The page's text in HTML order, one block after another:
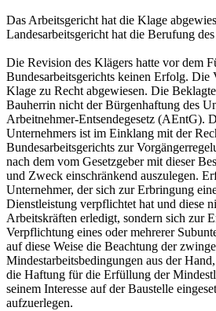
Das Arbeitsgericht hat die Klage
Landesarbeitsgericht hat die Berufung
Die Revision des Klägers hatte vor dem
Bundesarbeitsgerichts keinen Erfolg. Die
Klage zu Recht abgewiesen. Die
Bauherrin nicht der Bürgenhaftung des
Arbeitnehmer-Entsendegesetz (AEntG).
Unternehmers ist im Einklang mit der
Bundesarbeitsgerichts zur
nach dem vom Gesetzgeber mit dieser
und Zweck einschränkend auszulegen.
Unternehmer, der sich zur Erbringung
Dienstleistung verpflichtet hat und diese
Arbeitskräften erledigt, sondern sich zur
Verpflichtung eines oder mehrerer
auf diese Weise die Beachtung der
Mindestarbeitsbedingungen aus der
die Haftung für die Erfüllung der
seinem Interesse auf der Baustelle
aufzuerlegen.